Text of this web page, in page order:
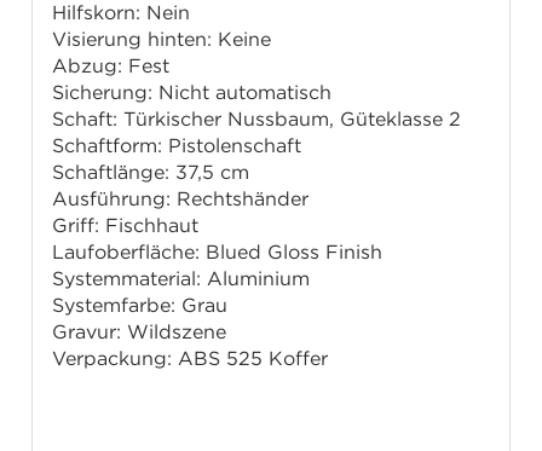
Hilfskorn: Nein
Visierung hinten: Keine
Abzug: Fest
Sicherung: Nicht automatisch
Schaft: Türkischer Nussbaum, Güteklasse 2
Schaftform: Pistolenschaft
Schaftlänge: 37,5 cm
Ausführung: Rechtshänder
Griff: Fischhaut
Laufoberfläche: Blued Gloss Finish
Systemmaterial: Aluminium
Systemfarbe: Grau
Gravur: Wildszene
Verpackung: ABS 525 Koffer